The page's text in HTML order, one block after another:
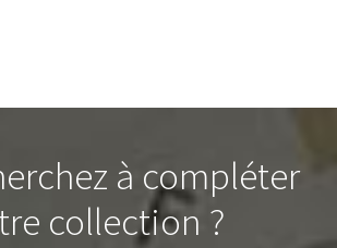
à compléter
collection ?